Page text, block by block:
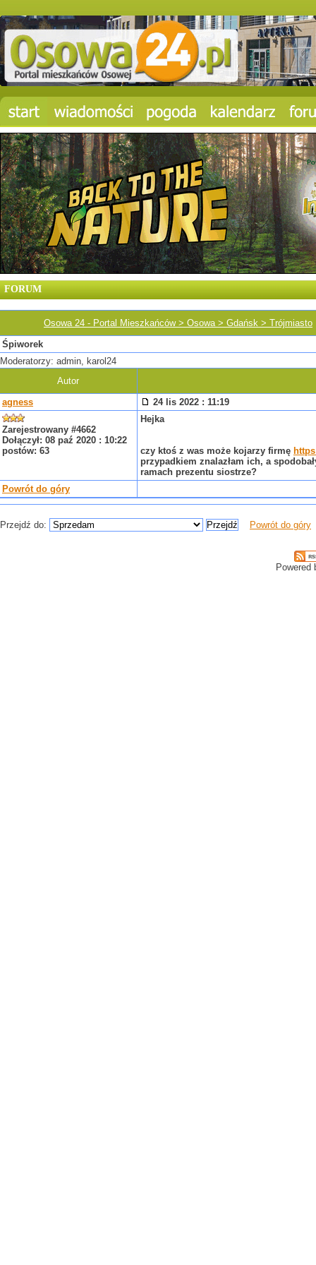
FORUM
Osowa 24 - Portal Mieszkańców > Osowa > Gdańsk > Trójmiasto
Śpiworek
Moderatorzy: admin, karol24
Autor
agness
24 lis 2022 : 11:19
Zarejestrowany #4662
Dołączył: 08 paź 2020 : 10:22
postów: 63
Hejka
czy ktoś z was może kojarzy firmę
przypadkiem znalazłam ich, a
ramach prezentu siostrze?
Powrót do góry
Przejdź do: Powrót do góry
Powered